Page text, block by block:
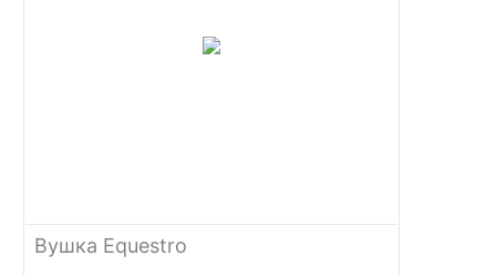
Вушка Equestro